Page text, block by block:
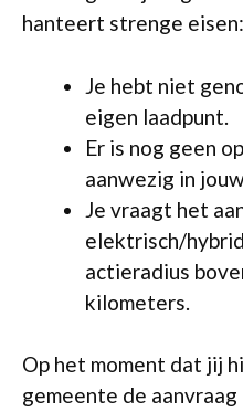
hanteert strenge eisen:
Je hebt niet
eigen laadpunt.
Er is nog geen
aanwezig in
Je vraagt het
elektrisch/
actieradius
kilometers.
Op het moment dat jij
gemeente de